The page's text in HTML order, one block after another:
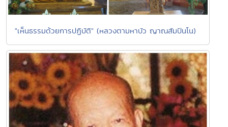
"เห็นธรรมด้วยการปฏิบัติ" (หลวงตามหาบัว ญาณสัมปันโน)